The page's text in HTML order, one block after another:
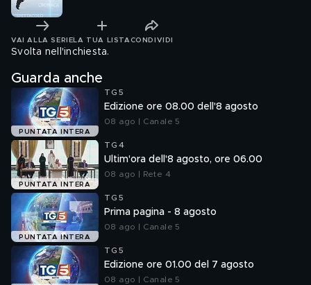
VAI ALLA SERIE LA TUA LISTA CONDIVIDI
Svolta nell'inchiesta.
Guarda anche
PUNTATA INTERA
TG5
Edizione ore 08.00 dell'8 agosto
08 ago | Canale 5
PUNTATA INTERA
TG4
Ultim'ora dell'8 agosto, ore 06.00
08 ago | Rete 4
PUNTATA INTERA
TG5
Prima pagina - 8 agosto
08 ago | Canale 5
TG5
Edizione ore 01.00 del 7 agosto
08 ago | Canale 5